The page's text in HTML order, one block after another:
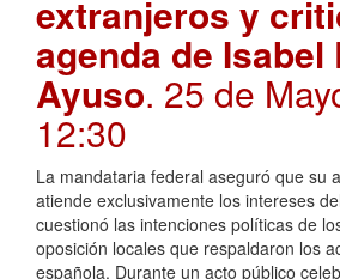
extranjeros y
agenda de Isabel
Ayuso. 25 de
12:30
La mandataria federal aseguró que su
atiende exclusivamente los intereses
cuestionó las intenciones políticas de
oposición locales que respaldaron los
española. Durante un acto público